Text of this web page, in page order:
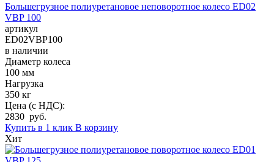
Большегрузное полиуретановое неповоротное колесо ED02
VBP 100
артикул
ED02VBP100
в наличии
Диаметр колеса
100 мм
Нагрузка
350 кг
Цена (с НДС):
2830 руб.
Купить в 1 клик В корзину
Хит